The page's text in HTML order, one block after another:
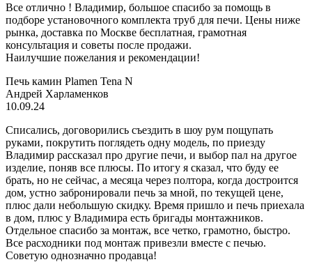
Все отлично ! Владимир, большое спасибо за помощь в
подборе установочного комплекта труб для печи. Цены ниже
рынка, доставка по Москве бесплатная, грамотная
консультация и советы после продажи.
Наилучшие пожелания и рекомендации!
Печь камин Plamen Tena N
Андрей Харламенков
10.09.24
Списались, договорились съездить в шоу рум пощупать
руками, покрутить поглядеть одну модель, по приезду
Владимир рассказал про другие печи, и выбор пал на другое
изделие, поняв все плюсы. По итогу я сказал, что буду ее
брать, но не сейчас, а месяца через полтора, когда достроится
дом, устно забронировали печь за мной, по текущей цене,
плюс дали небольшую скидку. Время пришло и печь приехала
в дом, плюс у Владимира есть бригады монтажников.
Отдельное спасибо за монтаж, все четко, грамотно, быстро.
Все расходники под монтаж привезли вместе с печью.
Советую однозначно продавца!